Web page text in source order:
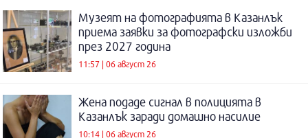
Музеят на фотографията в Казанлък
приема заявки за фотографски изложби
през 2027 година
11:57 | 06 август 26
Жена подаде сигнал в полицията в
Казанлък заради домашно насилие
10:14 | 06 август 26